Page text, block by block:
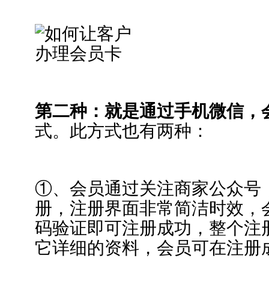
第二种：就是通过手机微信
式。此方式也有两种：
①、会员通过关注商家公众号
册，注册界面非常简洁时效
码验证即可注册成功，整个
它详细的资料，会员可在注册